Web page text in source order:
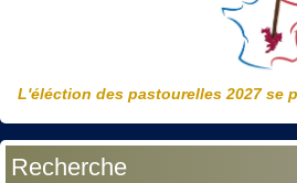
L'éléction des pastourelles 2027 se
Recherche